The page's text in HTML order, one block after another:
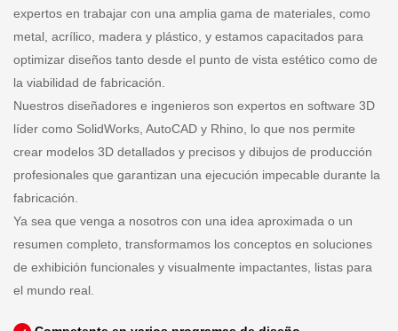
expertos en trabajar con una amplia gama de materiales, como
metal, acrílico, madera y plástico, y estamos capacitados para
optimizar diseños tanto desde el punto de vista estético como de
la viabilidad de fabricación.
Nuestros diseñadores e ingenieros son expertos en software 3D
líder como SolidWorks, AutoCAD y Rhino, lo que nos permite
crear modelos 3D detallados y precisos y dibujos de producción
profesionales que garantizan una ejecución impecable durante la
fabricación.
Ya sea que venga a nosotros con una idea aproximada o un
resumen completo, transformamos los conceptos en soluciones
de exhibición funcionales y visualmente impactantes, listas para
el mundo real.